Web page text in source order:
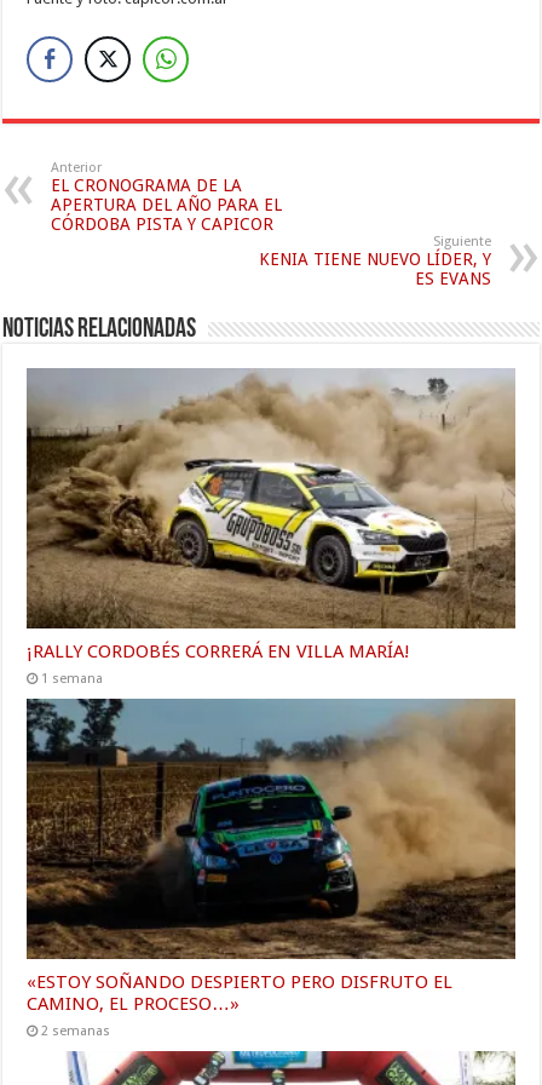
Anterior
EL CRONOGRAMA DE LA
APERTURA DEL AÑO PARA EL
CÓRDOBA PISTA Y CAPICOR
Siguiente
KENIA TIENE NUEVO LÍDER, Y
ES EVANS
Noticias relacionadas
¡RALLY CORDOBÉS CORRERÁ EN VILLA MARÍA!
1 semana
«ESTOY SOÑANDO DESPIERTO PERO DISFRUTO EL
CAMINO, EL PROCESO…»
2 semanas